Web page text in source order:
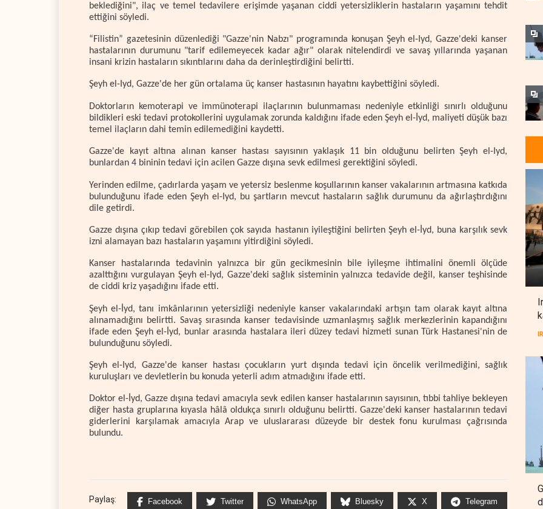
beklediğini", ilaç ve temel tedavilere erişimde yaşanan ciddi yetersizliklerin hastaların yaşamını tehdit
ettiğini söyledi.
“Filistin” gazetesinin düzenlediği "Gazze'nin Nabzı" programında konuşan Şeyh el-Iyd, Gazze'deki kanser
hastalarının durumunu "tarif edilemeyecek kadar ağır" olarak nitelendirdi ve savaş yıllarında yaşanan
insani krizin hastaların sıkıntılarını daha da derinleştirdiğini belirtti.
Şeyh el-Iyd, Gazze'de her gün ortalama üç kanser hastasının hayatını kaybettiğini söyledi.
Doktorların kemoterapi ve immünoterapi ilaçlarının bulunmaması nedeniyle etkinliği sınırlı olduğunu
bildikleri eski tedavi protokollerini uygulamak zorunda kaldığını ifade eden Şeyh el-İyd, maliyeti düşük bazı
temel ilaçların dahi temin edilemediğini kaydetti.
Gazze'de kayıt altına alınan kanser hastası sayısının yaklaşık 11 bin olduğunu belirten Şeyh el-Iyd,
bunlardan 4 bininin tedavi için acilen Gazze dışına sevk edilmesi gerektiğini söyledi.
Yerinden edilme, çadırlarda yaşam ve yetersiz beslenme koşullarının kanser vakalarının artmasına katkıda
bulunduğunu ifade eden Şeyh el-Iyd, bu şartların mevcut hastaların sağlık durumunu da ağırlaştırdığını
dile getirdi.
Gazze dışına çıkıp tedavi görebilen çok sayıda hastanın iyileştiğini belirten Şeyh el-İyd, buna karşılık sevk
izni alamayan bazı hastaların yaşamını yitirdiğini söyledi.
Kanser hastalarında tedavinin yalnızca bir gün gecikmesinin bile iyileşme ihtimalini önemli ölçüde
azalttığını vurgulayan Şeyh el-Iyd, Gazze'deki sağlık sisteminin yalnızca tedavide değil, kanser teşhisinde
de ciddi kriz yaşadığını ifade etti.
Şeyh el-İyd, tanı imkânlarının yetersizliği nedeniyle kanser vakalarındaki artışın tam olarak kayıt altına
alınamadığını belirtti. Savaş sırasında kanser tedavisinde uzmanlaşmış sağlık merkezlerinin kapandığını
ifade eden Şeyh el-İyd, bunlar arasında hastalara ileri düzey tedavi hizmeti sunan Türk Hastanesi'nin de
bulunduğunu söyledi.
Şeyh el-Iyd, Gazze'de kanser hastası çocukların yurt dışında tedavi için öncelik verilmediğini, sağlık
kuruluşları ve devletlerin bu konuda yeterli adım atmadığını ifade etti.
Doktor el-İyd, Gazze dışına tedavi amacıyla sevk edilen kanser hastalarının sayısının, tıbbi tahliye bekleyen
diğer hasta gruplarına kıyasla hâlâ oldukça sınırlı olduğunu belirtti. Gazze'deki kanser hastalarının tedavi
giderlerini karşılamak amacıyla Arap ve uluslararası düzeyde bir destek fonu kurulması çağrısında
bulundu.
Paylaş: Facebook Twitter WhatsApp Bluesky X Telegram